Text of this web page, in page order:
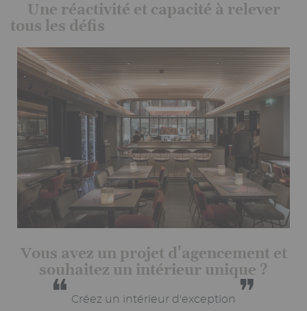
Une réactivité et capacité à relever
tous les défis
Vous avez un projet d’agencement et
souhaitez un intérieur unique ?
❝ Créez un intérieur d'exception ❞